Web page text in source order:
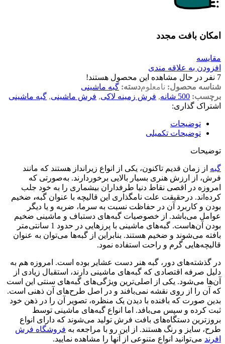
امکان بافت مجدد
مقایسه
افزودن به علاقه مندی
7 نفر در حال مشاهده این محصول هستند!
شناسه محصول: نامعلومدسته: گبه ماشینی
برچسب: 500 شانه , فرش زمینه لاکی, فرش ماشینی, گبه ماشینی
اشتراک گذاری:
توضیحات
توضیحات تکمیلی
توضیحات
گبه‌ از زمان قدیم تاکنون، یکی از انواع زیرانداز هستند که مانند
فرش، از ارزش هنری بسیار بالایی برخوردارند. به‌صورتی که
امروزه در اقصی نقاط دنیا طرفداران بیشماری را به خود جلب
کرده‌اند. درحقیقت علت نامگذاری این قالیچه با عنوان گبه، ضخیم
بودن و کاربرد آن در حفاظت نسبت به سرما، ضربه و یا دیگر
عوامل می‌باشد. از خصوصیات گبه‌های دستباف و ماشینی ضخیم
بودن آن‌هاست. گبه‌های ماشینی با پرزهایی در حدود 1 سانتی‌متر
بافته می‌شوند و ضخیم هستند. بنابراین از گبه‌ها می‌توان به عنوان
قالیچه‌هایی گرم و راحت استفاده نمود.
در گذشته‌های دور، گبه هنر دست عشایر بوده است. امروزه هم به
دلیل صرفه اقتصادی که گبه‌های ماشینی دارند، استقبال زیادی از
آن‌ها می‌شود. یکی از اصلی‌ترین ویژگی‌های گبه‌های سنتی این است
که آن را از روی نقشه نمی‌بافند و در اصل طرح‌های آن ذهنی است.
بدین صورت که بافنده با دیدن یک منظره، تصویر آن را در ذهن خود
ثبت کرده و سپس می‌بافد. اما انواع گبه‌های ماشینی توسط
بروزترین دستگاه‌های بافت فرش تولید می‌شوند که دارای انواع
طرح، سایز و رنگ هستند. از این رو با مراجعه به فروشگاه‌ فرش
افرند می‌توانید انواع متنوعی از آنها را مشاهده نمایید.